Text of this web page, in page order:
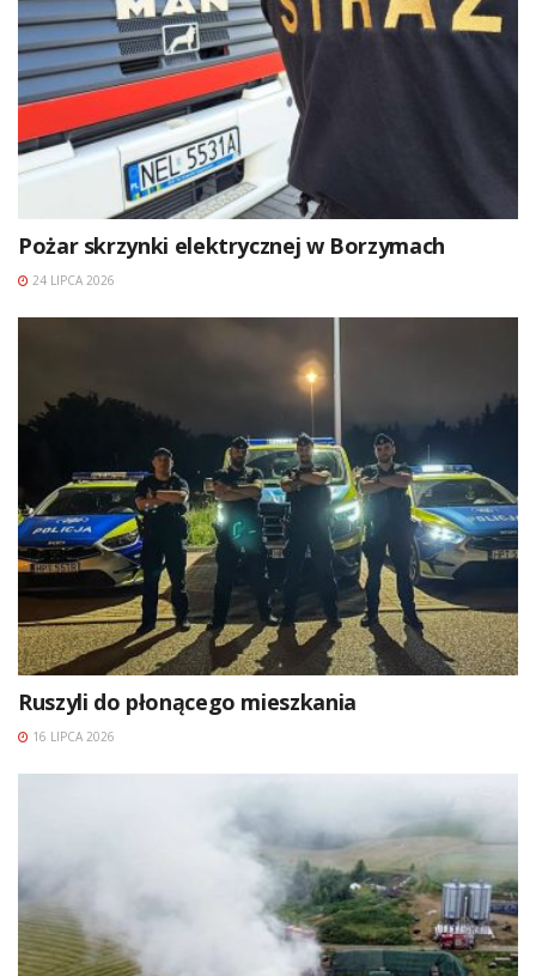
Pożar skrzynki elektrycznej w Borzymach
24 LIPCA 2026
Ruszyli do płonącego mieszkania
16 LIPCA 2026